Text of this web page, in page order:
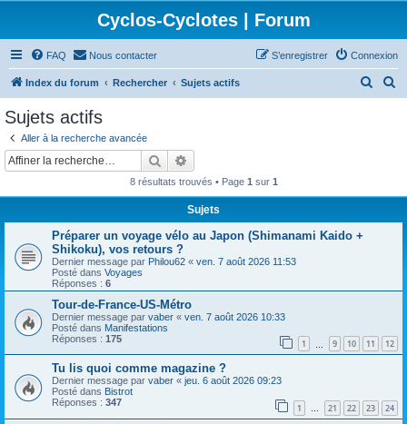
Cyclos-Cyclotes | Forum
FAQ Nous contacter Connexion
S’enregistrer
Index du forum Rechercher Sujets actifs
Sujets actifs
Aller à la recherche avancée
Rechercher
8 résultats trouvés • Page 1 sur 1
Sujets
Préparer un voyage vélo au Japon (Shimanami Kaido +
Shikoku), vos retours ?
Dernier message par Philou62 « ven. 7 août 2026 11:53
Posté dans Voyages
Réponses : 6
Tour-de-France-US-Métro
Dernier message par vaber « ven. 7 août 2026 10:33
Posté dans Manifestations
Réponses : 175 1 9 10 11 12
Tu lis quoi comme magazine ?
Dernier message par vaber « jeu. 6 août 2026 09:23
Posté dans Bistrot
Réponses : 347 1 … 21 22 23 24